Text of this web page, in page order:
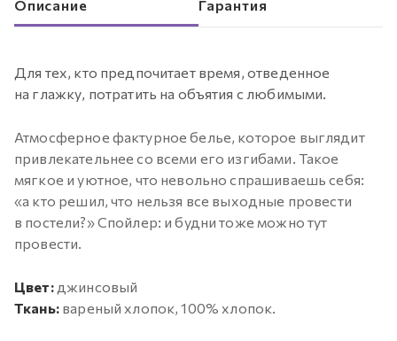
Описание Гарантия
Для тех, кто предпочитает время, отведенное
на глажку, потратить на объятия с любимыми.
Атмосферное фактурное белье, которое выглядит
привлекательнее со всеми его изгибами. Такое
мягкое и уютное, что невольно спрашиваешь себя:
«а кто решил, что нельзя все выходные провести
в постели?» Спойлер: и будни тоже можно тут
провести.
Цвет: джинсовый
Ткань: вареный хлопок, 100% хлопок.